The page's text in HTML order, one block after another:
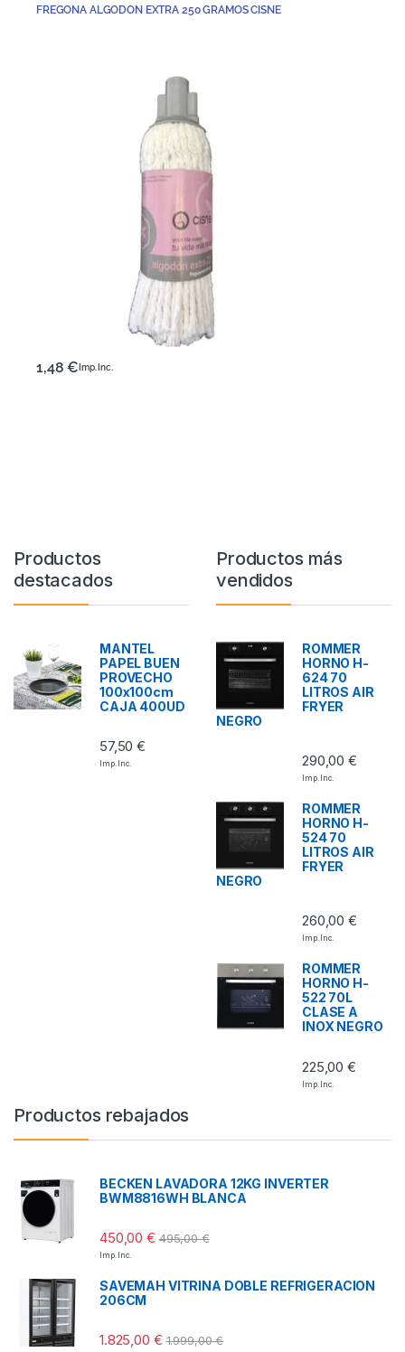
FREGONA ALGODON EXTRA 250 GRAMOS CISNE
1,48€ Imp. Inc.
Productos
destacados
MANTEL
PAPEL BUEN
PROVECHO
100x100cm
CAJA 400UD
57,50€
Imp. Inc.
Productos más
vendidos
ROMMER
HORNO H-
624 70
LITROS AIR
FRYER
NEGRO
290,00€
Imp. Inc.
ROMMER
HORNO H-
524 70
LITROS AIR
FRYER
NEGRO
260,00€
Imp. Inc.
ROMMER
HORNO H-
522 70L
CLASE A
INOX NEGRO
225,00€
Imp. Inc.
Productos rebajados
BECKEN LAVADORA 12KG INVERTER
BWM8816WH BLANCA
450,00€ 495,00€
Imp. Inc.
SAVEMAH VITRINA DOBLE REFRIGERACION
206CM
1.825,00 € 1.999,00€